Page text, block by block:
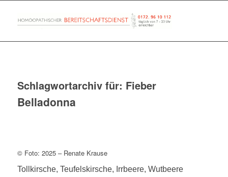
Schlagwortarchiv für: Fieber
Belladonna
© Foto: 2025 – Renate Krause
Tollkirsche, Teufelskirsche, Irrbeere, Wutbeere